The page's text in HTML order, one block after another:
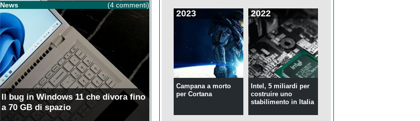
2023
Campana a morto
per Cortana
2022
Intel, 5 miliardi per
costruire uno
stabilimento in Italia
News (4 commenti)
Il bug in Windows 11 che divora fino
a 70 GB di spazio